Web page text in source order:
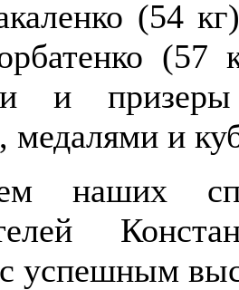
(54
и
медалями и
наших
успешным